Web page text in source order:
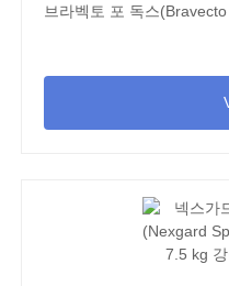
브라벡토 포 독스